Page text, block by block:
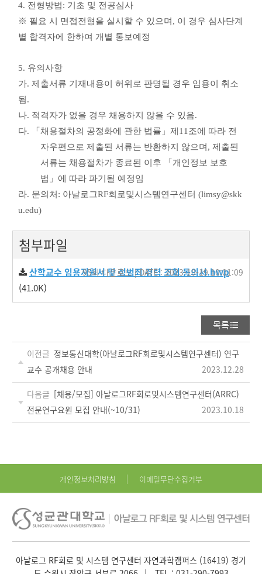
4. 전형방법: 기초 및 전공심사
※ 필요 시 면접전형을 실시할 수 있으며 , 이 경우 심사단계
별 합격자에 한하여 개별 통보예정
5. 유의사항
가. 제출서류 기재내용이 허위로 판명될 경우 임용이 취소
됨.
나. 적격자가 없을 경우 채용하지 않을 수 있음.
다. 「 채용절차의 공정화에 관한 법률 」 제 11 조에 따라 전
자우편으로 제출된 서류는 반환하지 않으며 , 제출된
서류는 채용절차가 종료된 이후
「 개인정보 보호
법 」 에 따라 파기될 예정임
라. 문의처 : 아날로그RF회로및시스템연구센터 (limsy@skk
u.edu)
첨부파일
산학교수 임용지원서 및 성범죄 경력 조회 동의서.hwp
(41.0K)
95회 다운로드 | DATE : 2023-10-19 10:01:09
목록
이전글 정보통신대학(아날로그RF회로및시스템연구센터) 연구
교수 공개채용 안내
2023.12.28
다음글 [채용/모집] 아날로그RF회로및시스템연구센터(ARRC)
전문연구요원 모집 안내(~10/31)
2023.10.18
개인정보처리방침 이메일무단수집거부
아날로그 RF회로 및 시스템 연구센터 자연과학캠퍼스 (16419) 경기